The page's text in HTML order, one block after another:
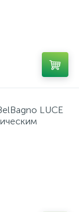
LUCE